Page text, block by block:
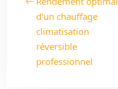
d’un chauffage
climatisation
réversible
professionnel